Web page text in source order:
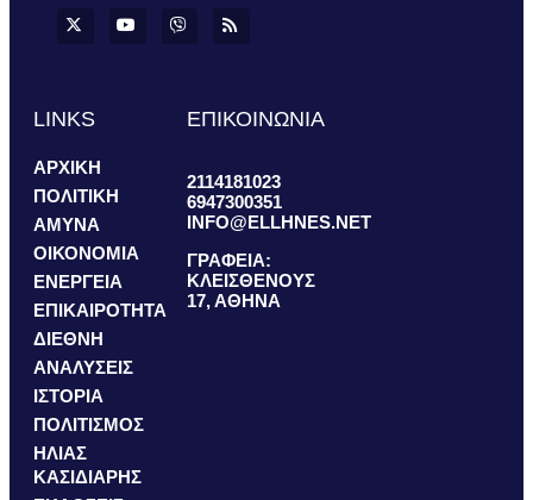
LINKS
ΑΡΧΙΚΗ
ΠΟΛΙΤΙΚΗ
ΑΜΥΝΑ
ΟΙΚΟΝΟΜΙΑ
ΕΝΕΡΓΕΙΑ
ΕΠΙΚΑΙΡΟΤΗΤΑ
ΔΙΕΘΝΗ
ΑΝΑΛΥΣΕΙΣ
ΙΣΤΟΡΙΑ
ΠΟΛΙΤΙΣΜΟΣ
ΗΛΙΑΣ
ΚΑΣΙΔΙΑΡΗΣ
ΕΠΙΚΟΙΝΩΝΙΑ
2114181023
6947300351
INFO@ELLHNES.NET
ΓΡΑΦΕΙΑ:
ΚΛΕΙΣΘΕΝΟΥΣ
17, ΑΘΗΝΑ